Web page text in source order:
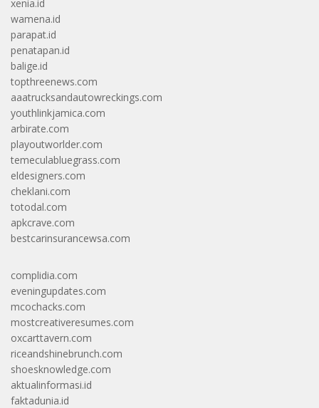
xenia.id
wamena.id
parapat.id
penatapan.id
balige.id
topthreenews.com
aaatrucksandautowreckings.com
youthlinkjamica.com
arbirate.com
playoutworlder.com
temeculabluegrass.com
eldesigners.com
cheklani.com
totodal.com
apkcrave.com
bestcarinsurancewsa.com
complidia.com
eveningupdates.com
mcochacks.com
mostcreativeresumes.com
oxcarttavern.com
riceandshinebrunch.com
shoesknowledge.com
aktualinformasi.id
faktadunia.id